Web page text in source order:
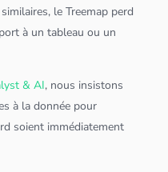
le Treemap perd
à untableau ou un
& AI, nous insistons
à la donnée pour
soient immédiatement